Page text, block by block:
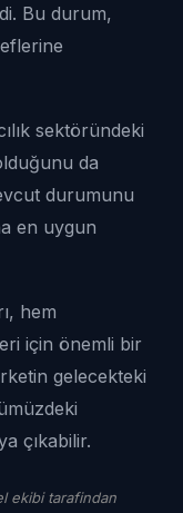
Bu durum,
sektöründeki
da
durumunu
en uygun
hem
için önemli bir
gelecekteki
çıkabilir.
ekibi tarafindan